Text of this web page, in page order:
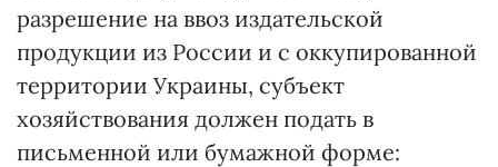
разрешение на ввоз издательской
продукции из России и с оккупированной
территории Украины, субъект
хозяйствования должен подать в
письменной или бумажной форме: